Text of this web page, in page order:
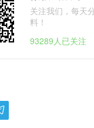
关注我们，每天
料！
93289人已关注